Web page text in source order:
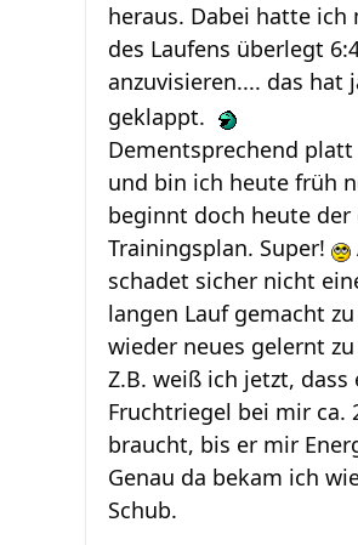
heraus. Dabei hatte ich
des Laufens überlegt
anzuvisieren.... das hat
geklappt.
Dementsprechend
und bin ich heute früh
beginnt doch heute
Trainingsplan. Super!
schadet sicher nicht
langen Lauf gemacht
wieder neues gelernt
Z.B. weiß ich jetzt, dass
Fruchtriegel bei mir ca.
braucht, bis er mir
Genau da bekam ich
Schub.